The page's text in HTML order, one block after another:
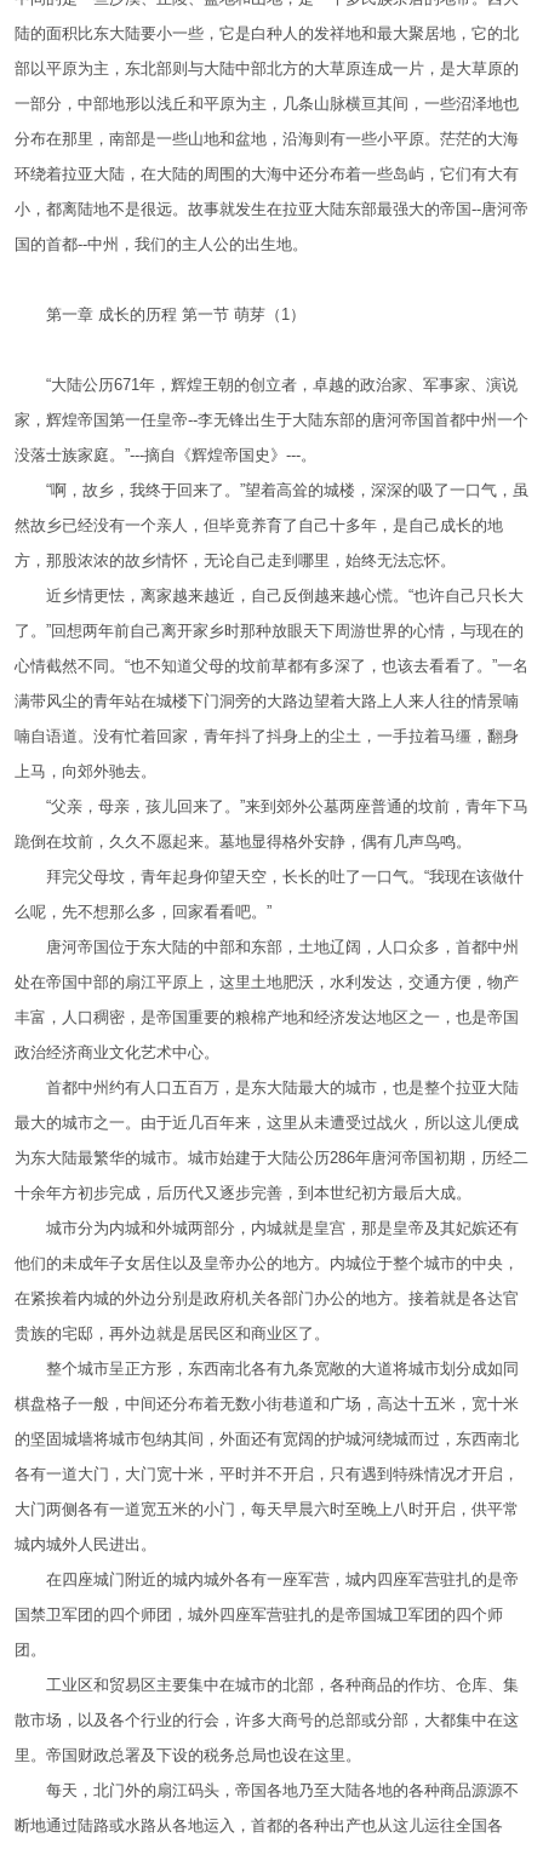
陆的面积比东大陆要小一些，它是白种人的发祥地和最大聚居地，它的北
部以平原为主，东北部则与大陆中部北方的大草原连成一片，是大草原的
一部分，中部地形以浅丘和平原为主，几条山脉横亘其间，一些沼泽地也
分布在那里，南部是一些山地和盆地，沿海则有一些小平原。茫茫的大海
环绕着拉亚大陆，在大陆的周围的大海中还分布着一些岛屿，它们有大有
小，都离陆地不是很远。故事就发生在拉亚大陆东部最强大的帝国--唐河帝
国的首都--中州，我们的主人公的出生地。
第一章 成长的历程 第一节 萌芽（1）
“大陆公历671年，辉煌王朝的创立者，卓越的政治家、军事家、演说
家，辉煌帝国第一任皇帝--李无锋出生于大陆东部的唐河帝国首都中州一个
没落士族家庭。”---摘自《辉煌帝国史》---。
“啊，故乡，我终于回来了。”望着高耸的城楼，深深的吸了一口气，虽
然故乡已经没有一个亲人，但毕竟养育了自己十多年，是自己成长的地
方，那股浓浓的故乡情怀，无论自己走到哪里，始终无法忘怀。
近乡情更怯，离家越来越近，自己反倒越来越心慌。“也许自己只长大
了。”回想两年前自己离开家乡时那种放眼天下周游世界的心情，与现在的
心情截然不同。“也不知道父母的坟前草都有多深了，也该去看看了。”一名
满带风尘的青年站在城楼下门洞旁的大路边望着大路上人来人往的情景喃
喃自语道。没有忙着回家，青年抖了抖身上的尘土，一手拉着马缰，翻身
上马，向郊外驰去。
“父亲，母亲，孩儿回来了。”来到郊外公墓两座普通的坟前，青年下马
跪倒在坟前，久久不愿起来。墓地显得格外安静，偶有几声鸟鸣。
拜完父母坟，青年起身仰望天空，长长的吐了一口气。“我现在该做什
么呢，先不想那么多，回家看看吧。”
唐河帝国位于东大陆的中部和东部，土地辽阔，人口众多，首都中州
处在帝国中部的扇江平原上，这里土地肥沃，水利发达，交通方便，物产
丰富，人口稠密，是帝国重要的粮棉产地和经济发达地区之一，也是帝国
政治经济商业文化艺术中心。
首都中州约有人口五百万，是东大陆最大的城市，也是整个拉亚大陆
最大的城市之一。由于近几百年来，这里从未遭受过战火，所以这儿便成
为东大陆最繁华的城市。城市始建于大陆公历286年唐河帝国初期，历经二
十余年方初步完成，后历代又逐步完善，到本世纪初方最后大成。
城市分为内城和外城两部分，内城就是皇宫，那是皇帝及其妃嫔还有
他们的未成年子女居住以及皇帝办公的地方。内城位于整个城市的中央，
在紧挨着内城的外边分别是政府机关各部门办公的地方。接着就是各达官
贵族的宅邸，再外边就是居民区和商业区了。
整个城市呈正方形，东西南北各有九条宽敞的大道将城市划分成如同
棋盘格子一般，中间还分布着无数小街巷道和广场，高达十五米，宽十米
的坚固城墙将城市包纳其间，外面还有宽阔的护城河绕城而过，东西南北
各有一道大门，大门宽十米，平时并不开启，只有遇到特殊情况才开启，
大门两侧各有一道宽五米的小门，每天早晨六时至晚上八时开启，供平常
城内城外人民进出。
在四座城门附近的城内城外各有一座军营，城内四座军营驻扎的是帝
国禁卫军团的四个师团，城外四座军营驻扎的是帝国城卫军团的四个师
团。
工业区和贸易区主要集中在城市的北部，各种商品的作坊、仓库、集
散市场，以及各个行业的行会，许多大商号的总部或分部，大都集中在这
里。帝国财政总署及下设的税务总局也设在这里。
每天，北门外的扇江码头，帝国各地乃至大陆各地的各种商品源源不
断地通过陆路或水路从各地运入，首都的各种出产也从这儿运往全国各